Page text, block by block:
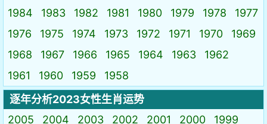
1984
1983 1982 1981 1980 1979 1978
1977
1976
1975 1974 1973 1972 1971 1970
1969
1968
1967 1966 1965 1964 1963
1962
1961
1960 1959
1958
逐年分析2023女性生肖运势
2005
2004 2003 2002 2001 2000
1999